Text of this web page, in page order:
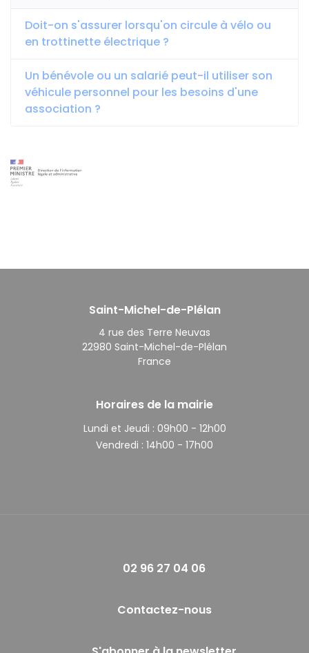
Doit-on s'assurer lorsqu'on circule à vélo ou
en trottinette électrique ?
Un bénévole ou un salarié peut-il utiliser son
véhicule personnel pour les besoins d'une
association ?
Saint-Michel-de-Plélan
4 rue des Terre Neuvas
22980 Saint-Michel-de-Plélan
France
Horaires de la mairie
Lundi et Jeudi : 09h00 - 12h00
Vendredi : 14h00 - 17h00
02 96 27 04 06
Contactez-nous